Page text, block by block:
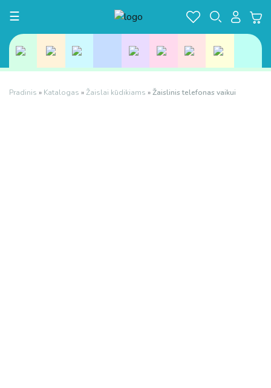
Toggle navigation
☰
Pradinis » Katalogas »Žaislai kūdikiams »Žaislinis telefonas vaikui